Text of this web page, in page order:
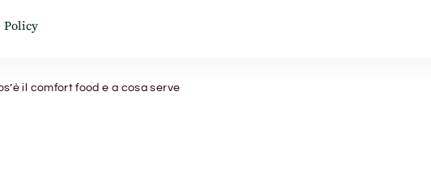
Policy
il comfort food e a cosa serve